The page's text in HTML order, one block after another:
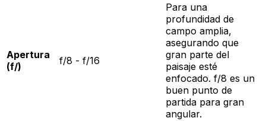
Apertura
(f/)
f/8 - f/16
Para una
profundidad de
campo amplia,
asegurando que
gran parte del
paisaje esté
enfocado. f/8 es un
buen punto de
partida para gran
angular.